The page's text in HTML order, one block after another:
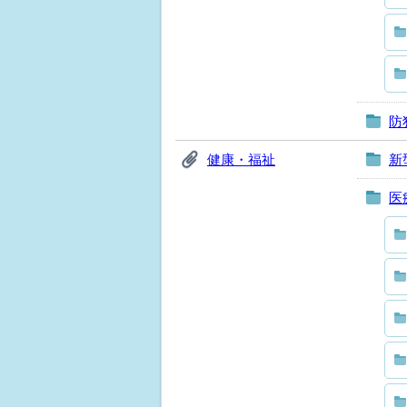
防
健康・福祉 新
医